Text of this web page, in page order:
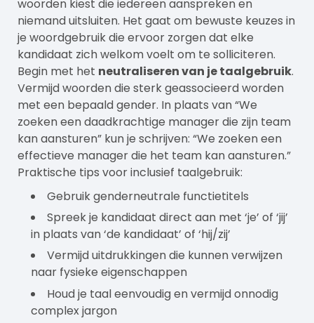
woorden kiest die iedereen aanspreken en
niemand uitsluiten. Het gaat om bewuste keuzes in
je woordgebruik die ervoor zorgen dat elke
kandidaat zich welkom voelt om te solliciteren.
Begin met het neutraliseren van je taalgebruik.
Vermijd woorden die sterk geassocieerd worden
met een bepaald gender. In plaats van “We
zoeken een daadkrachtige manager die zijn team
kan aansturen” kun je schrijven: “We zoeken een
effectieve manager die het team kan aansturen.”
Praktische tips voor inclusief taalgebruik:
Gebruik genderneutrale functietitels
Spreek je kandidaat direct aan met ‘je’ of ‘jij’
in plaats van ‘de kandidaat’ of ‘hij/zij’
Vermijd uitdrukkingen die kunnen verwijzen
naar fysieke eigenschappen
Houd je taal eenvoudig en vermijd onnodig
complex jargon